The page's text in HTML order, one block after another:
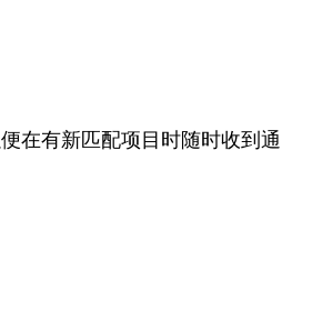
在有新匹配项目时随时收到通